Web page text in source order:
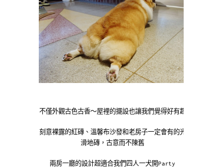
不僅外觀古色古香～屋裡的擺設也讓我們覺得好有趣
刻意裸露的紅磚、溫馨布沙發和老房子一定會有的光
滑地磚，古意而不陳舊
兩房一廳的設計超適合我們四人一犬開Party